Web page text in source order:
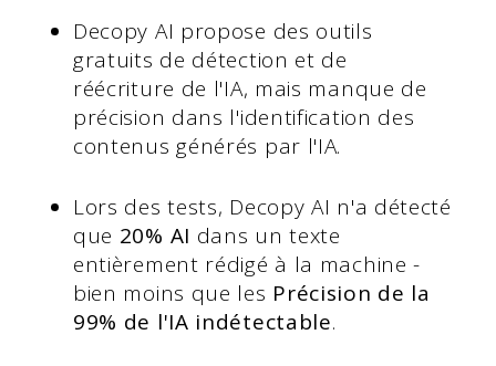
Decopy AI propose des outils
gratuits de détection et de
réécriture de l'IA, mais manque de
précision dans l'identification des
contenus générés par l'IA.
Lors des tests, Decopy AI n'a détecté
que 20% AI dans un texte
entièrement rédigé à la machine -
bien moins que les Précision de la
99% de l'IA indétectable.